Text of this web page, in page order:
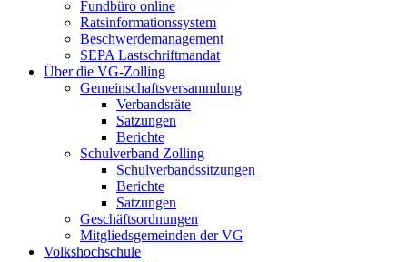
Fundbüro online
Ratsinformationssystem
Beschwerdemanagement
SEPA Lastschriftmandat
Über die VG-Zolling
Gemeinschaftsversammlung
Verbandsräte
Satzungen
Berichte
Schulverband Zolling
Schulverbandssitzungen
Berichte
Satzungen
Geschäftsordnungen
Mitgliedsgemeinden der VG
Volkshochschule